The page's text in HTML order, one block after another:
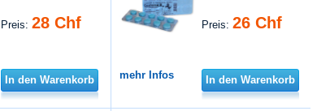
Preis:28 Chf
In den Warenkorb
Preis:26 Chf
mehr Infos In den Warenkorb